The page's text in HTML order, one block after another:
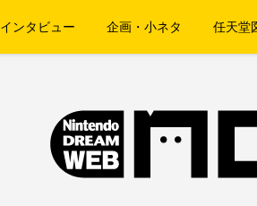
インタビュー 企画・小ネタ 任天堂